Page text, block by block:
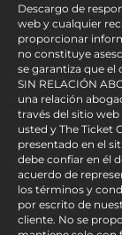
Descargo de
web y cualquier
proporcionar
no constituye
se garantiza que
SIN RELACIÓN
una relación
través del sitio
usted y The Ticket
presentado en el
debe confiar en él
acuerdo de
los términos y
por escrito de
cliente. No se